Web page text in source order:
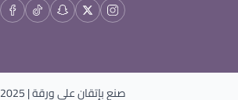
صنع بإتقان علىورقة| 2025